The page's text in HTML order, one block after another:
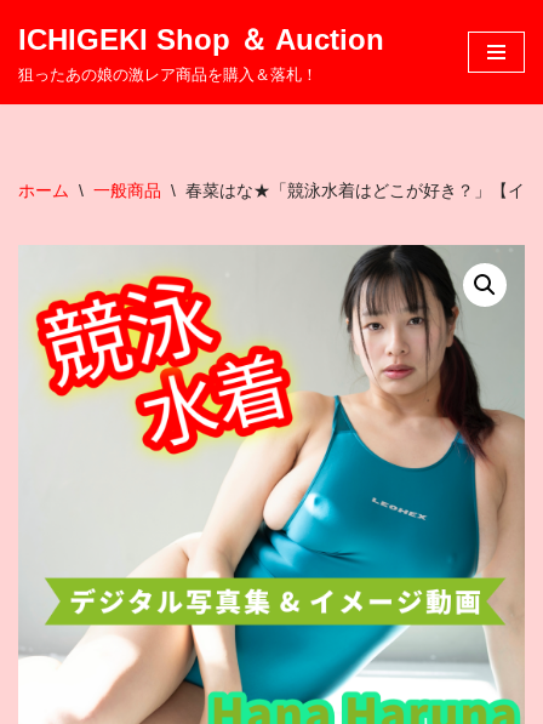
コ
ツ
プ
ICHIGEKI Shop ＆ Auction
狙ったあの娘の激レア商品を購入＆落札！
ホーム \ 一般商品 \ 春菜はな★「競泳水着はどこが好き？」【イ